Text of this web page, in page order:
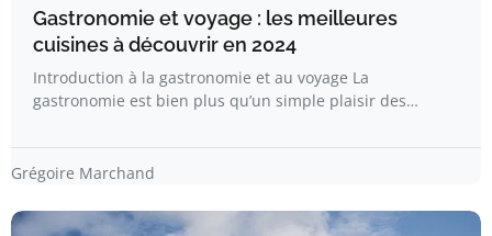
Gastronomie et voyage : les meilleures
cuisines à découvrir en 2024
Introduction à la gastronomie et au voyage La
gastronomie est bien plus qu’un simple plaisir des…
Grégoire Marchand